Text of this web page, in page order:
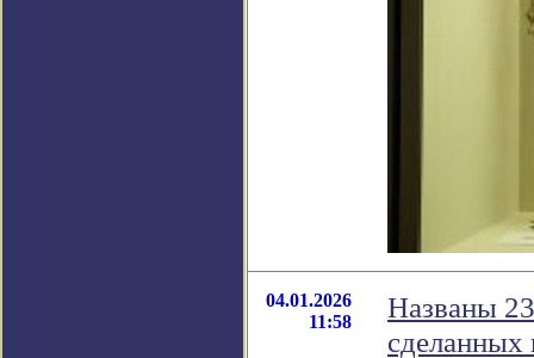
04.01.2026
11:58
Названы
сделанных